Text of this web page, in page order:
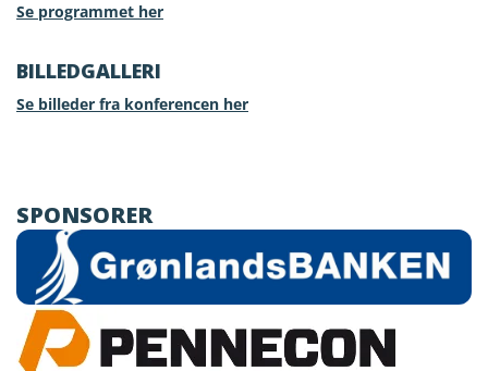
Se programmet her
BILLEDGALLERI
Se billeder fra konferencen her
SPONSORER